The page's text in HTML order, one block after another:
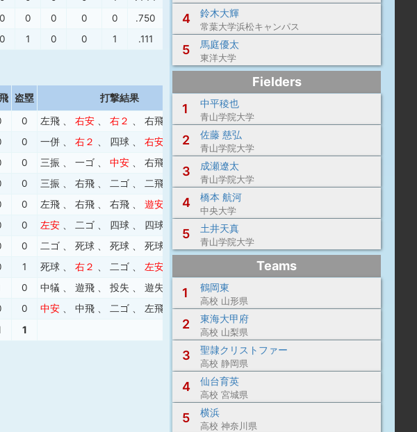
0 0 0 0 0 .750 .800
1.550
0 1 0 0 1 .111 .236
盗塁 打撃結果
0 左飛 右安 右２ 右飛
0 一併 右２ 四球
右安
0 三振 一ゴ 中安
右飛
0 三振 右飛 二ゴ 二飛
0 左飛 右飛 右飛
遊安
0 左安 二ゴ 四球
四球
0 二ゴ 死球 死球 死球
1 死球 右２ 二ゴ 左安
0 中犠 遊飛 投失 遊失
一ゴ
0 中安 中飛 二ゴ 左飛
1
4 鈴木大輝
常葉大学浜松キャンパス
5 馬庭優太
東洋大学
Fielders
1
中平稜也
青山学院大学
2 佐藤 慈弘
青山学院大学
3 成瀬遼太
青山学院大学
4 橋本 航河
中央大学
5 土井天真
青山学院大学
Teams
1
鶴岡東
高校 山形県
2 東海大甲府
高校 山梨県
3 聖隷クリストファー
高校 静岡県
4 仙台育英
高校 宮城県
5 横浜
高校 神奈川県